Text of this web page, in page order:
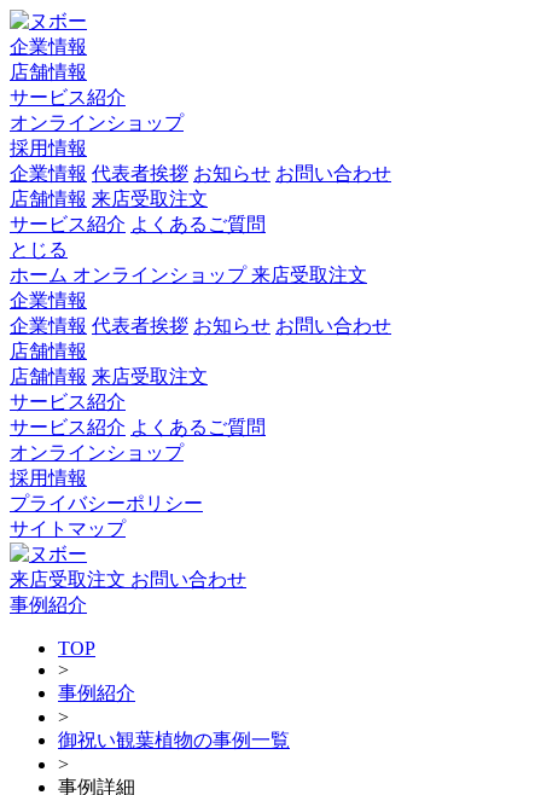
企業情報
店舗情報
サービス紹介
オンラインショップ
採用情報
企業情報 代表者挨拶 お知らせ お問い合わせ
店舗情報 来店受取注文
サービス紹介 よくあるご質問
とじる
ホーム オンラインショップ来店受取注文
企業情報
企業情報 代表者挨拶 お知らせ お問い合わせ
店舗情報
店舗情報 来店受取注文
サービス紹介
サービス紹介 よくあるご質問
オンラインショップ
採用情報
プライバシーポリシー
サイトマップ
来店受取注文 お問い合わせ
事例紹介
TOP
>
事例紹介
>
御祝い観葉植物の事例一覧
>
事例詳細